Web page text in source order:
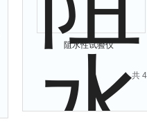
阻水性试验仪
共